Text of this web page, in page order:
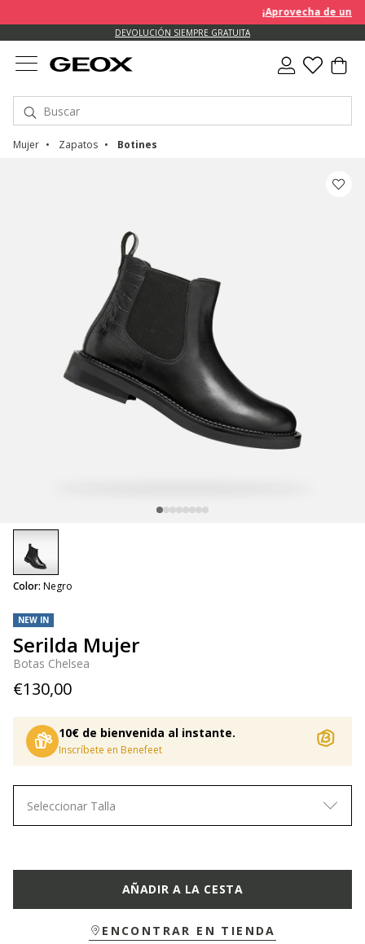
¡Aprovecha de un
DEVOLUCIÓN SIEMPRE GRATUITA
Mujer Zapatos Botines
NEW IN
Serilda Mujer
Botas Chelsea
€130,00
10€ de bienvenida al instante.
Inscríbete en Benefeet
Color: Negro
selected
Seleccionar Talla
AÑADIR A LA CESTA
ENCONTRAR EN TIENDA